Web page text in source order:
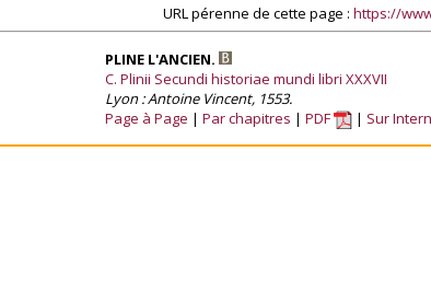
URL pérenne de cette page : https://
PLINE L'ANCIEN.
C. Plinii Secundi historiae mundi libri XXXVII
Lyon : Antoine Vincent, 1553.
Page à Page
Par chapitres PDF Sur